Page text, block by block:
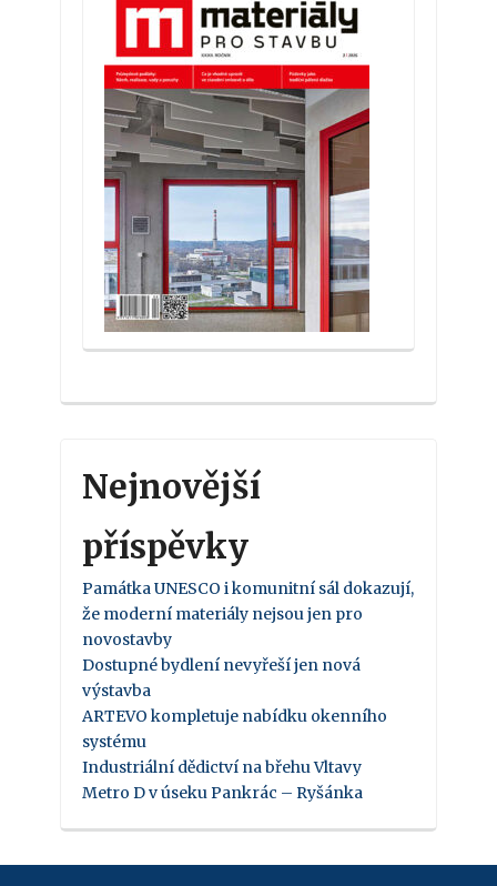
Nejnovější
příspěvky
Památka UNESCO i komunitní sál dokazují,
že moderní materiály nejsou jen pro
novostavby
Dostupné bydlení nevyřeší jen nová
výstavba
ARTEVO kompletuje nabídku okenního
systému
Industriální dědictví na břehu Vltavy
Metro D v úseku Pankrác – Ryšánka